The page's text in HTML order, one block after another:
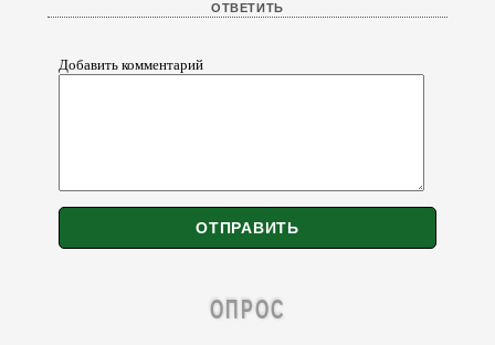
Добавить комментарий
ОПРОС